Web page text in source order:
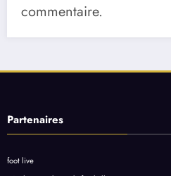
commentaire.
Partenaires
foot live